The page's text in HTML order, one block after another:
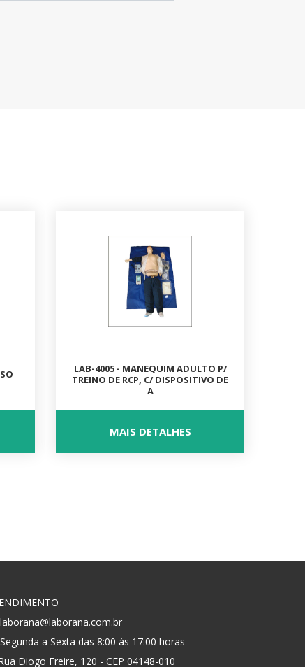
LAB-4005 - MANEQUIM ADULTO P/
TREINO DE RCP, C/ DISPOSITIVO DE
A
MAIS DETALHES
laborana@laborana.com.br
Segunda a Sexta das 8:00 às 17:00 horas
Diogo Freire, 120 - CEP 04148-010